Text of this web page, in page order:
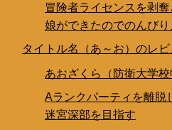
冒険者ライセンスを剥
娘ができたのでのんび
タイトル名（あ～お）のレビ
あおざくら（防衛大学校
Aランクパーティを離脱
迷宮深部を目指す